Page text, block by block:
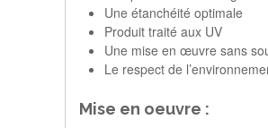
Une étanchéité optimale
Produit traité aux UV
Une mise en œuvre sans
Le respect de
Mise en oeuvre :